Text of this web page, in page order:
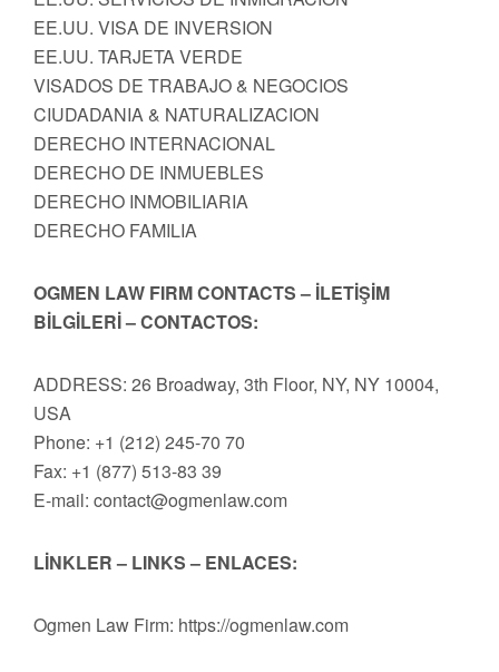
EE.UU. VISA DE INVERSION
EE.UU. TARJETA VERDE
VISADOS DE TRABAJO & NEGOCIOS
CIUDADANIA & NATURALIZACION
DERECHO INTERNACIONAL
DERECHO DE INMUEBLES
DERECHO INMOBILIARIA
DERECHO FAMILIA
OGMEN LAW FIRM CONTACTS – İLETİŞİM
BİLGİLERİ – CONTACTOS:
ADDRESS: 26 Broadway, 3th Floor, NY, NY 10004,
USA
Phone: +1 (212) 245-70 70
Fax: +1 (877) 513-83 39
E-mail: contact@ogmenlaw.com
LİNKLER – LINKS – ENLACES:
Ogmen Law Firm: https://ogmenlaw.com